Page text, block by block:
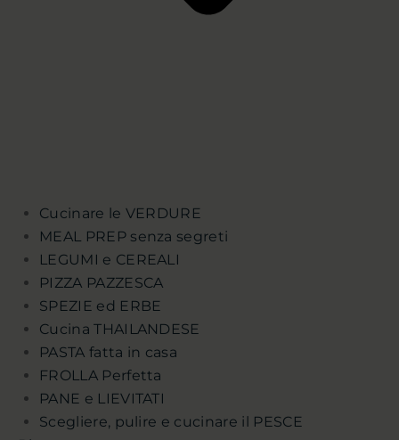
Cucinare le VERDURE
MEAL PREP senza segreti
LEGUMI e CEREALI
PIZZA PAZZESCA
SPEZIE ed ERBE
Cucina THAILANDESE
PASTA fatta in casa
FROLLA Perfetta
PANE e LIEVITATI
Scegliere, pulire e cucinare il PESCE